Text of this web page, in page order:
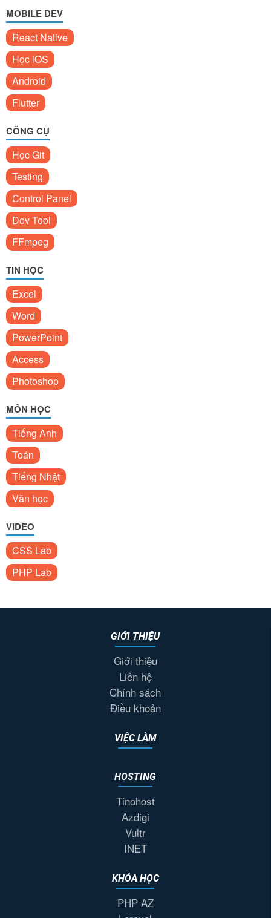
MOBILE DEV
React Native
Học iOS
Android
Flutter
CÔNG CỤ
Học Git
Testing
Control Panel
Dev Tool
FFmpeg
TIN HỌC
Excel
Word
PowerPoint
Access
Photoshop
MÔN HỌC
Tiếng Anh
Toán
Tiếng Nhật
Văn học
VIDEO
CSS Lab
PHP Lab
GIỚI THIỆU
Giới thiệu
Liên hệ
Chính sách
Điều khoản
VIỆC LÀM
HOSTING
Tinohost
Azdigi
Vultr
INET
KHÓA HỌC
PHP AZ